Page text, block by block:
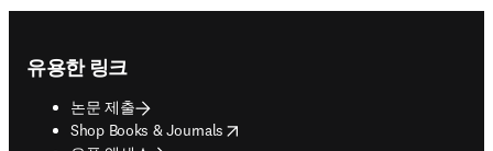
유용한 링크
논문 제출
Shop Books & Journals
opens in new tab/window